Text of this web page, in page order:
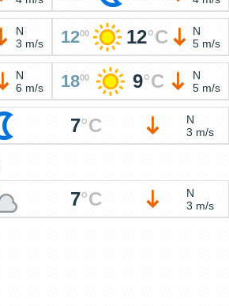
N
3 m/s
1200 12°C
N
5 m/s
N
6 m/s
1800 9°C
N
5 m/s
7°C
N
3 m/s
7°C
N
3 m/s